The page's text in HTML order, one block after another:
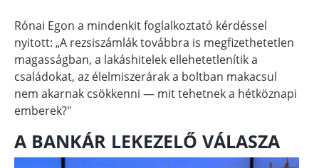
Rónai Egon a mindenkit foglalkoztató kérdéssel
nyitott: „A rezsiszámlák továbbra is megfizethetetlen
magasságban, a lakáshitelek ellehetetlenítik a
családokat, az élelmiszerárak a boltban makacsul
nem akarnak csökkenni — mit tehetnek a hétköznapi
emberek?"
A BANKÁR LEKEZELŐ VÁLASZA